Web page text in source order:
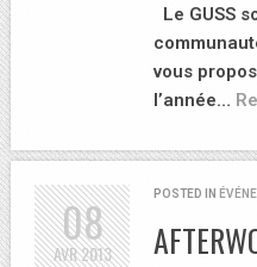
Le GUSS
vous
l’année…
POSTED IN
08
AVR2013